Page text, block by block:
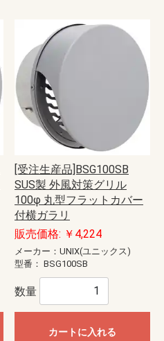
[受注生産品]BSG100SB
SUS製 外風対策グリル
100φ 丸型フラットカバー
付横ガラリ
販売価格: ￥4,224
メーカー：UNIX(ユニックス)
型番： BSG100SB
数量
カートに入れる